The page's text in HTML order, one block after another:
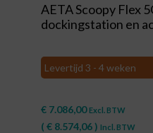
AETA Scoopy Flex
dockingstation en
Levertijd 3 - 4 weken
€ 7.086,00 Excl. BTW
( € 8.574,06) Incl. BTW